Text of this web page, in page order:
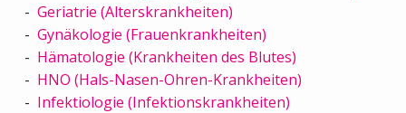
Geriatrie (Alterskrankheiten)
Gynäkologie (Frauenkrankheiten)
Hämatologie (Krankheiten des Blutes)
HNO (Hals-Nasen-Ohren-Krankheiten)
Infektiologie (Infektionskrankheiten)